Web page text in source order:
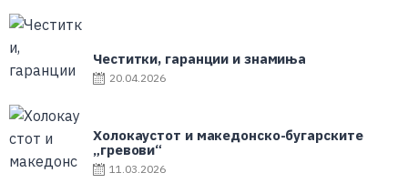
Честитки, гаранции и знамиња
20.04.2026
Холокаустот и македонско-бугарските
„гревови“
11.03.2026